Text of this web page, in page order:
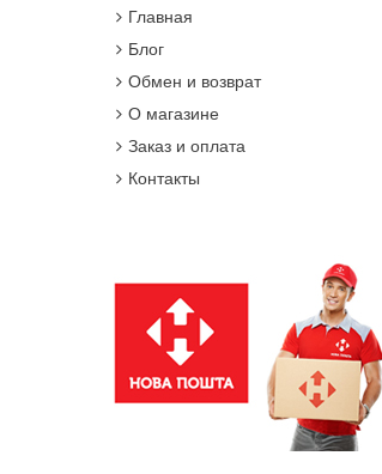
Главная
Блог
Обмен и возврат
О магазине
Заказ и оплата
Контакты